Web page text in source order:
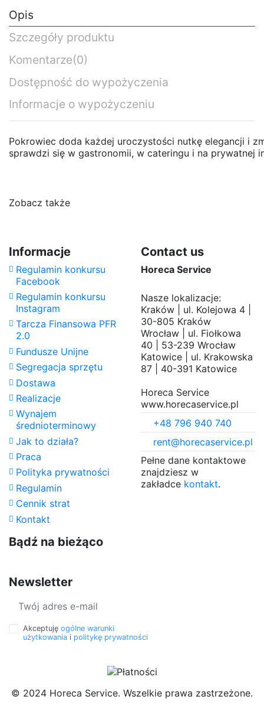
Opis
Szczegóły produktu
Komentarze(0)
Dostępność do wypożyczenia
Informacje o wypożyczeniu
Pokrowiec doda każdej uroczystości nutkę elegancji i
sprawdzi się w gastronomii, w cateringu i na prywatnej
Daily Rate
Zobacz także
Informacje
Regulamin konkursu
Facebook
Regulamin konkursu
Instagram
Tarcza Finansowa PFR
2.0
Fundusze Unijne
Segregacja sprzętu
Dostawa
Realizacje
Wynajem
średnioterminowy
Jak to działa?
Praca
Polityka prywatności
Regulamin
Cennik strat
Kontakt
Contact us
Horeca Service
Nasze lokalizacje:
Kraków | ul. Kolejowa 4 |
30-805 Kraków
Wrocław | ul. Fiołkowa
40 | 53-239 Wrocław
Katowice | ul. Krakowska
87 | 40-391 Katowice
Horeca Service
www.horecaservice.pl
+48 796 940 740
rent@horecaservice.pl
Pełne dane kontaktowe
znajdziesz w
zakładce kontakt.
Bądź na bieżąco
Newsletter
Akceptuję ogólne warunki
użytkowania i politykę prywatności
© 2024 Horeca Service. Wszelkie prawa zastrzeżone.